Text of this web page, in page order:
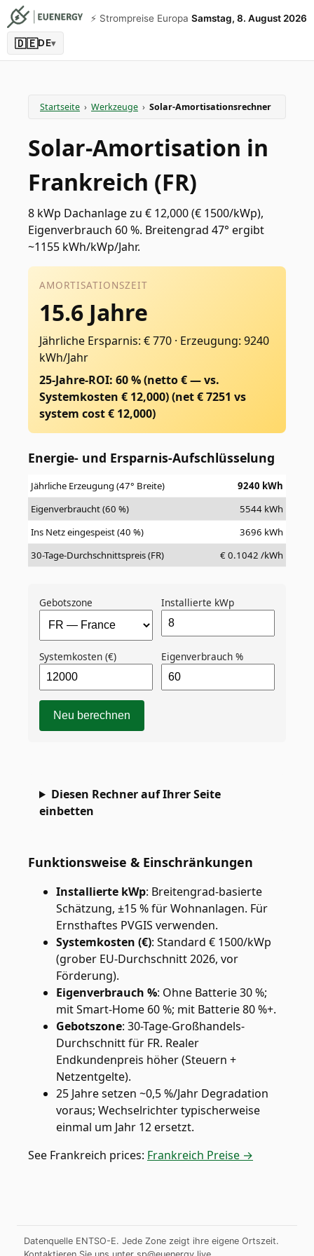
⚡️ Strompreise Europa Samstag, 8. August 2026
🇩🇪DE▾
Startseite › Werkzeuge › Solar-Amortisationsrechner
Solar-Amortisation in
Frankreich (FR)
8 kWp Dachanlage zu € 12,000 (€ 1500/kWp),
Eigenverbrauch 60 %. Breitengrad 47° ergibt
~1155 kWh/kWp/Jahr.
AMORTISATIONSZEIT
15.6 Jahre
Jährliche Ersparnis: € 770 · Erzeugung: 9240
kWh/Jahr
25-Jahre-ROI: 60 % (netto € — vs.
Systemkosten € 12,000)(net €7251 vs
system cost € 12,000)
Energie- und Ersparnis-Aufschlüsselung
Jährliche Erzeugung (47° Breite) 9240 kWh
Eigenverbraucht (60 %)
5544 kWh
Ins Netz eingespeist (40 %)
3696 kWh
30-Tage-Durchschnittspreis (FR)
€ 0.1042 /kWh
Gebotszone Installierte kWp
Systemkosten (€) Eigenverbrauch %
Neu berechnen
Diesen Rechner auf Ihrer Seite
einbetten
Funktionsweise & Einschränkungen
Installierte kWp: Breitengrad-basierte
Schätzung, ±15 % für Wohnanlagen. Für
Ernsthaftes PVGIS verwenden.
Systemkosten (€): Standard € 1500/kWp
(grober EU-Durchschnitt 2026, vor
Förderung).
Eigenverbrauch %: Ohne Batterie 30 %;
mit Smart-Home 60 %; mit Batterie 80 %+.
Gebotszone: 30-Tage-Großhandels-
Durchschnitt für FR. Realer
Endkundenpreis höher (Steuern +
Netzentgelte).
25 Jahre setzen ~0,5 %/Jahr Degradation
voraus; Wechselrichter typischerweise
einmal um Jahr 12 ersetzt.
See Frankreich prices: Frankreich Preise →
Datenquelle ENTSO-E. Jede Zone zeigt ihre eigene Ortszeit.